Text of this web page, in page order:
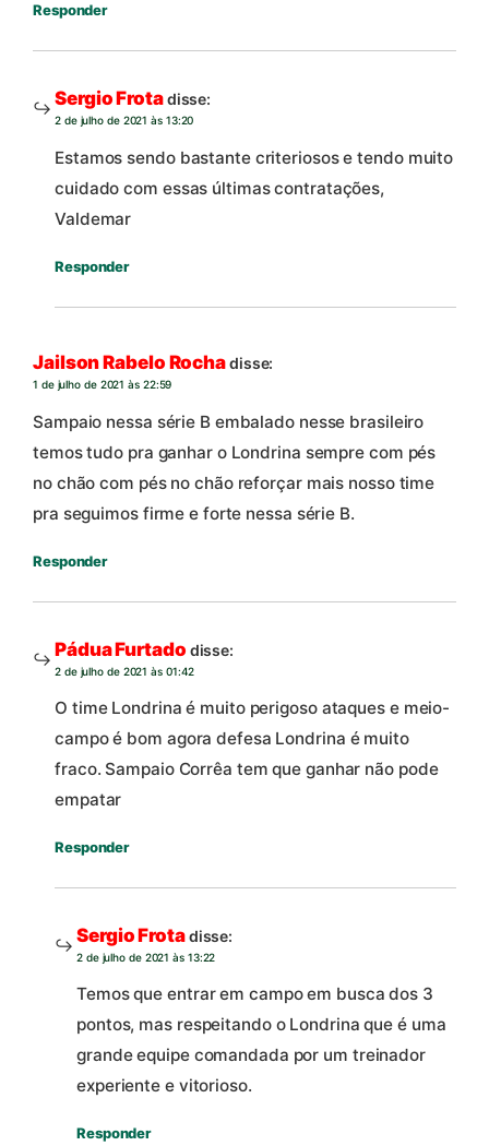
Responder
Sergio Frotadisse:
2 de julho de 2021 às 13:20
Estamos sendo bastante criteriosos e tendo muito
cuidado com essas últimas contratações,
Valdemar
Responder
Jailson Rabelo Rochadisse:
1 de julho de 2021 às 22:59
Sampaio nessa série B embalado nesse brasileiro
temos tudo pra ganhar o Londrina sempre com pés
no chão com pés no chão reforçar mais nosso time
pra seguimos firme e forte nessa série B.
Responder
Pádua Furtado disse:
2 de julho de 2021 às 01:42
O time Londrina é muito perigoso ataques e meio-
campo é bom agora defesa Londrina é muito
fraco. Sampaio Corrêa tem que ganhar não pode
empatar
Responder
Sergio Frotadisse:
2 de julho de 2021 às 13:22
Temos que entrar em campo em busca dos 3
pontos, mas respeitando o Londrina que é uma
grande equipe comandada por um treinador
experiente e vitorioso.
Responder